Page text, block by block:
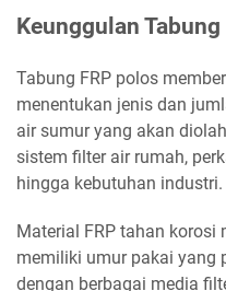
Keunggulan
Tabung FRP polos
menentukan jenis dan
air sumur yang akan
sistem filter air rumah,
hingga kebutuhan industri.
Material FRP tahan korosi
memiliki umur pakai yang
dengan berbagai media